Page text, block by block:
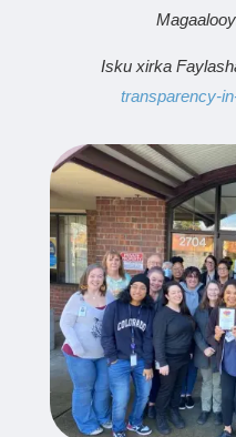
Isku xirka
transparency-